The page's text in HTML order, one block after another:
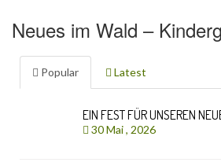
Neues im Wald –
Popular Latest
EIN FEST FÜR UNSEREN
30 Mai , 2026